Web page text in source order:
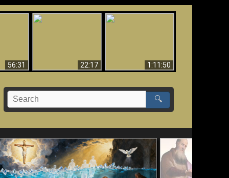
56:31 22:17
1:11:50
🔍